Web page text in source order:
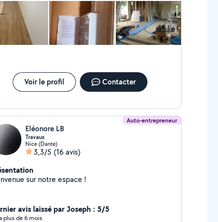
Voir le profil Contacter
Auto-entrepreneur
Eléonore LB
Travaux
Nice (Dante)
3,3/5 (16 avis)
sur notre espace !
avis laissé par Joseph : 5/5
plus de 6 mois